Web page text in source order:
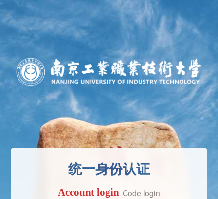
统一身份认证
Account login Code login